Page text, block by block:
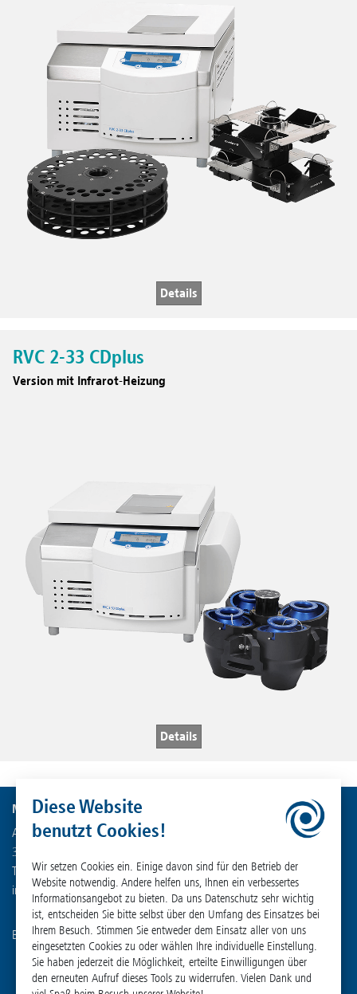
Details
RVC 2-33 CDplus
Version mit Infrarot-Heizung
Details
Martin Christ Gefriertrocknungsanlagen GmbH
An der Unteren Söse 50
37520 Osterode am Harz
Tel. +49 (0) 55 22 50 07-0
info
@martinchrist.de
Besuchen Sie unsere weiteren Kanäle:
Diese Website
benutzt Cookies!
Wir setzen Cookies ein. Einige davon sind für den Betrieb der
Website notwendig. Andere helfen uns, Ihnen ein verbessertes
Informationsangebot zu bieten. Da uns Datenschutz sehr wichtig
ist, entscheiden Sie bitte selbst über den Umfang des Einsatzes bei
Ihrem Besuch. Stimmen Sie entweder dem Einsatz aller von uns
eingesetzten Cookies zu oder wählen Ihre individuelle Einstellung.
Sie haben jederzeit die Möglichkeit, erteilte Einwilligungen über
den erneuten Aufruf dieses Tools zu widerrufen. Vielen Dank und